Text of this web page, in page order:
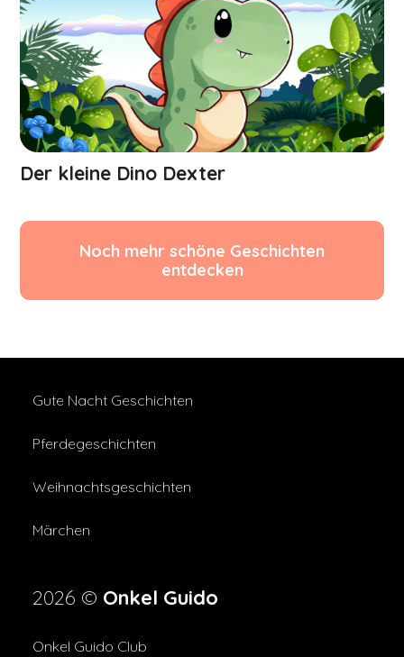
Der kleine Dino Dexter
Noch mehr schöne Geschichten
entdecken
Gute Nacht Geschichten
Pferdegeschichten
Weihnachtsgeschichten
Märchen
2026 © Onkel Guido
Onkel Guido Club